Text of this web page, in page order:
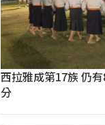
西拉雅成第17族 仍
分